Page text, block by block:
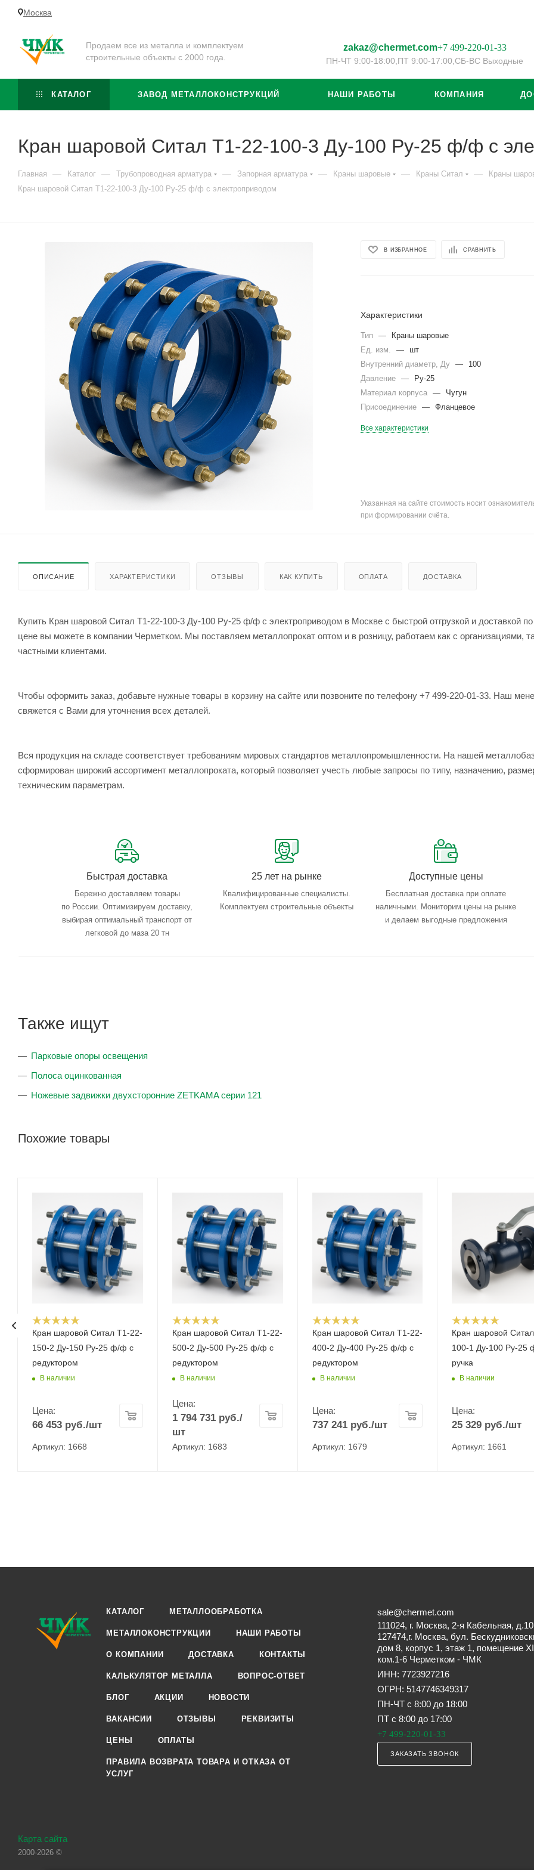
Москва
Продаем все из металла и комплектуем
строительные объекты с 2000 года.
zakaz@chermet.com+7 499-220-01-33
ПН-ЧТ 9:00-18:00, ПТ 9:00-17:00, СБ-ВС Выходные
КАТАЛОГ ЗАВОД МЕТАЛЛОКОНСТРУКЦИЙ НАШИ РАБОТЫ КОМПАНИЯ
Кран шаровой Cитал T1-22-100-3 Ду-100 Ру-25 ф/ф с
Главная — Каталог — Трубопроводная арматура — Запорная арматура — Краны шаровые — Краны Ситал — Краны
Кран шаровой Cитал T1-22-100-3 Ду-100 Ру-25 ф/ф с электроприводом
В ИЗБРАННОЕ СРАВНИТЬ
Характеристики
Тип —
Краны шаровые
Ед. изм.
—
шт
Внутренний диаметр, Ду
—
100
Давление
—
Ру-25
Материал корпуса
—
Чугун
Присоединение
— Фланцевое
Все характеристики
Указанная на сайте стоимость носит
при формировании счёта.
ОПИСАНИЕ ХАРАКТЕРИСТИКИ ОТЗЫВЫ КАК КУПИТЬ ОПЛАТА ДОСТАВКА
Купить Кран шаровой Cитал T1-22-100-3 Ду-100 Ру-25 ф/ф с электроприводом в Москве с быстрой отгрузкой и доставкой
цене вы можете в компании Черметком. Мы поставляем металлопрокат оптом и в розницу, работаем как с организациями,
частными клиентами.
Чтобы оформить заказ, добавьте нужные товары в корзину на сайте или позвоните по телефону +7 499-220-01-33. Наш
свяжется с Вами для уточнения всех деталей.
Вся продукция на складе соответствует требованиям мировых стандартов металлопромышленности. На нашей
сформирован широкий ассортимент металлопроката, который позволяет учесть любые запросы по типу, назначению,
техническим параметрам.
Быстрая доставка
Бережно доставляем товары
по России. Оптимизируем доставку,
выбирая оптимальный транспорт от
легковой до маза 20 тн
25 лет на рынке
Квалифицированные специалисты.
Комплектуем строительные объекты
Доступные цены
Бесплатная доставка при оплате
наличными. Мониторим цены на рынке
и делаем выгодные предложения
Также ищут
Парковые опоры освещения
Полоса оцинкованная
Ножевые задвижки двухсторонние ZETKAMA серии 121
Похожие товары
Кран шаровой Cитал T1-22-
150-2 Ду-150 Ру-25 ф/ф с
редуктором
В наличии
Цена:
66 453 руб./шт
Артикул: 1668
Кран шаровой Cитал T1-22-
500-2 Ду-500 Ру-25 ф/ф с
редуктором
В наличии
Цена:
1 794 731руб./
шт
Артикул: 1683
Кран шаровой Cитал T1-22-
400-2 Ду-400 Ру-25 ф/ф с
редуктором
В наличии
Цена:
737 241руб./шт
Артикул: 1679
Кран шаровой
100-1 Ду-100 Ру-25
ручка
В наличии
Цена:
25 329 руб./шт
Артикул: 1661
КАТАЛОГ МЕТАЛЛООБРАБОТКА
МЕТАЛЛОКОНСТРУКЦИИ НАШИ РАБОТЫ
О КОМПАНИИ ДОСТАВКА КОНТАКТЫ
КАЛЬКУЛЯТОР МЕТАЛЛА ВОПРОС-ОТВЕТ
БЛОГ АКЦИИ НОВОСТИ
ВАКАНСИИ ОТЗЫВЫ РЕКВИЗИТЫ
ЦЕНЫ ОПЛАТЫ
ПРАВИЛА ВОЗВРАТА ТОВАРА И ОТКАЗА ОТ
УСЛУГ
sale@chermet.com
111024, г. Москва, 2-я Кабельная, д.10
127474,г. Москва, бул.
дом 8, корпус 1, этаж 1, помещение
ком.1-6 Черметком - ЧМК
ИНН: 7723927216
ОГРН: 5147746349317
ПН-ЧТ с 8:00 до 18:00
ПТ с 8:00 до 17:00
+7 499-220-01-33
ЗАКАЗАТЬ ЗВОНОК
Карта сайта
2000-2026 ©